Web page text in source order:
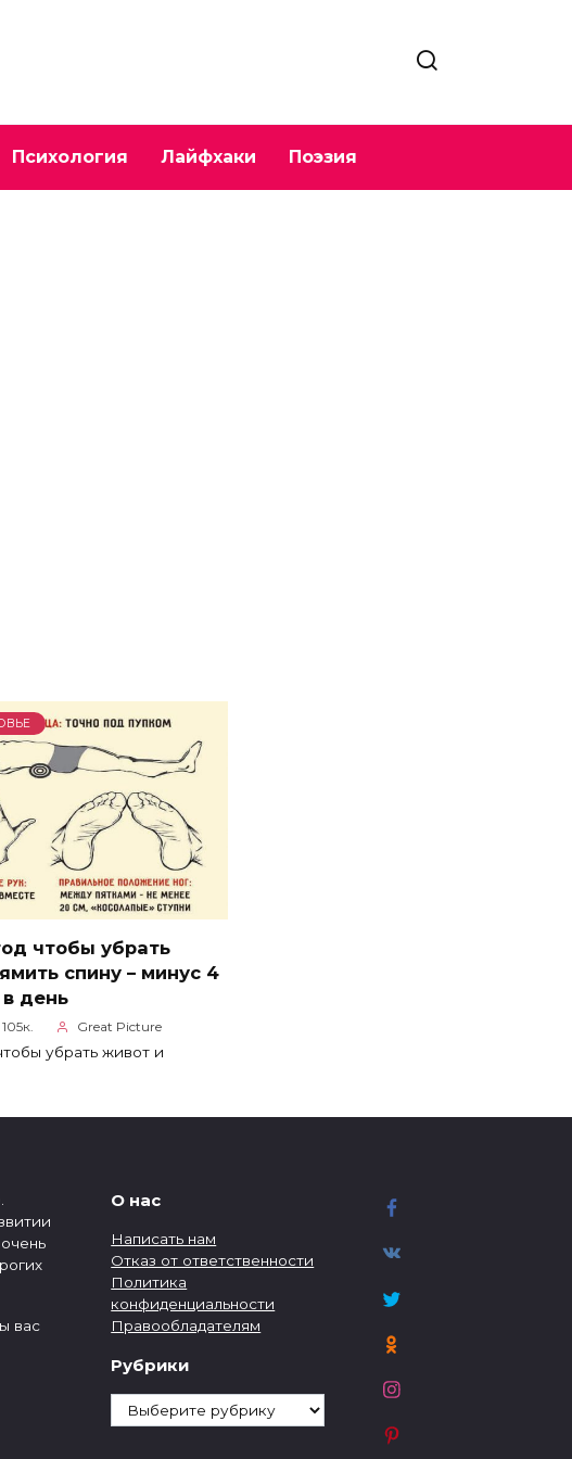
Психология Лайфхаки Поэзия
чтобы убрать
спину – минус 4
день
105к. Great Picture
убрать живот и
вас
О нас
Написать нам
Отказ от ответственности
Политика
конфиденциальности
Правообладателям
Рубрики
Рубрики